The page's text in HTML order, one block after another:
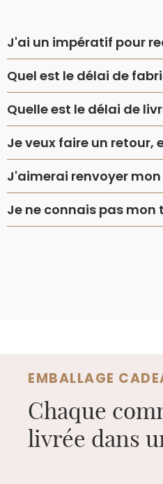
J'ai un impératif pour
Quel est le délai de
Quelle est le délai de
Je veux faire un retour,
J'aimerai renvoyer
Je ne connais pas
EMBALLAGE
Chaque
livrée dans